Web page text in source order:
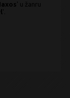
' u žanru
'.